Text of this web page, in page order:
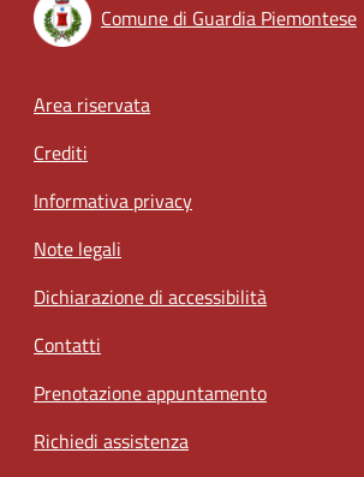
Comune di Guardia Piemontese
Footer menu
Area riservata
Crediti
Informativa privacy
Note legali
Dichiarazione di accessibilità
Contatti
Prenotazione appuntamento
Richiedi assistenza